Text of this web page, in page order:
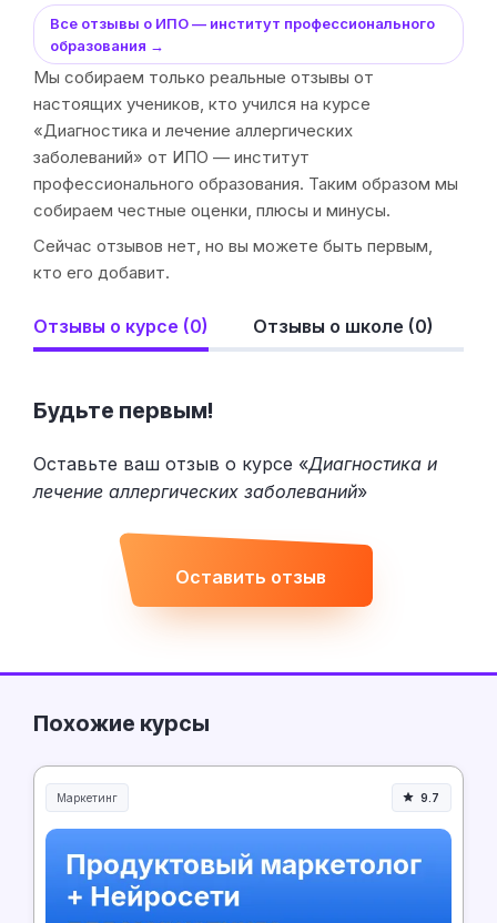
Все отзывы о ИПО — институт профессионального
образования →
Мы собираем только реальные отзывы от
настоящих учеников, кто учился на курсе
«Диагностика и лечение аллергических
заболеваний» от ИПО — институт
профессионального образования. Таким образом мы
собираем честные оценки, плюсы и минусы.
Сейчас отзывов нет, но вы можете быть первым,
кто его добавит.
Отзывы о курсе (0) Отзывы о школе (0)
Будьте первым!
Оставьте ваш отзыв о курсе «Диагностика и
лечение аллергических заболеваний»
Оставить отзыв
Похожие курсы
Маркетинг 9.7